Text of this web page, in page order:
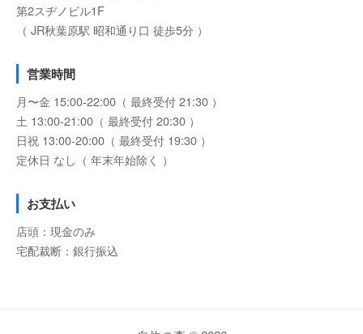
第2スヂノビル1F
（ JR秋葉原駅 昭和通り口 徒歩5分 ）
営業時間
月〜金 15:00-22:00（ 最終受付 21:30 ）
土 13:00-21:00（ 最終受付 20:30 ）
日祝 13:00-20:00（ 最終受付 19:30 ）
定休日 なし（ 年末年始除く ）
お支払い
店頭：現金のみ
宅配裁断：銀行振込